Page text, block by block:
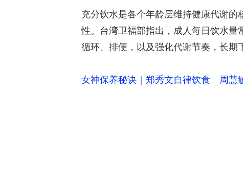
充分饮水是各个年龄层维持健康代谢
性。台湾卫福部指出，成人每日饮水
循环、排便，以及强化代谢节奏，长期
女神保养秘诀｜郑秀文自律饮食 周